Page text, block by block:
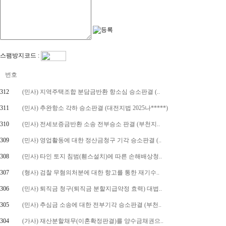
스팸방지코드 :
번호
312 (민사) 지역주택조합 분담금반환 항소심 승소판결 (..
311 (민사) 추완항소 각하 승소판결 (대전지법 2025나*****)
310 (민사) 전세보증금반환 소송 전부승소 판결 (부천지..
309 (민사) 영업활동에 대한 정산금청구 기각 승소판결 (..
308 (민사) 타인 토지 침범(휀스설치)에 따른 손해배상청..
307 (형사) 검찰 무혐의처분에 대한 항고를 통한 재기수..
306 (민사) 퇴직금 청구(퇴직금 분할지급약정 효력) 대법..
305 (민사) 추심금 소송에 대한 전부기각 승소판결 (부천..
304 (가사) 재산분할채무(이혼확정판결)를 양수금채권으..